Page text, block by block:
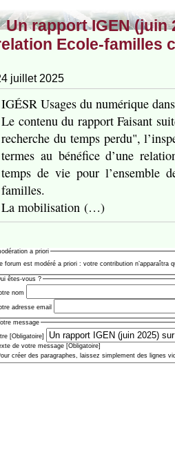
Un rapport IGEN (juin
Ecole-familles
juillet 2025
IGÉSR Usages du numérique
Le contenu du rapport Faisant
recherche du temps perdu",
termes au bénéfice d’une
temps de vie pour l’ensemble
familles.
La mobilisation (…)
a priori
forum est modéré a priori : votre contribution n’apparaîtra
êtes-vous ?
nom
adresse email
message
[Obligatoire]
de votre message [Obligatoire]
créer des paragraphes, laissez simplement des lignes